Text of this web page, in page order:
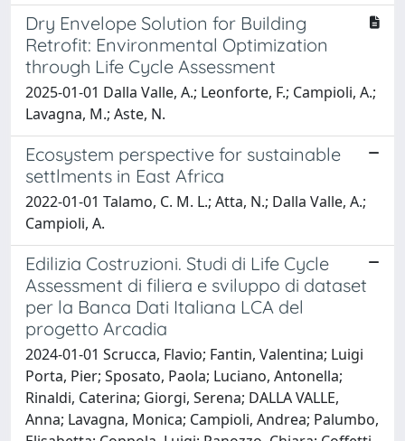
Dry Envelope Solution for Building
Retrofit: Environmental Optimization
through Life Cycle Assessment
2025-01-01 Dalla Valle, A.; Leonforte, F.; Campioli, A.;
Lavagna, M.; Aste, N.
Ecosystem perspective for sustainable
settlments in East Africa
2022-01-01 Talamo, C. M. L.; Atta, N.; Dalla Valle, A.;
Campioli, A.
Edilizia Costruzioni. Studi di Life Cycle
Assessment di filiera e sviluppo di dataset
per la Banca Dati Italiana LCA del
progetto Arcadia
2024-01-01 Scrucca, Flavio; Fantin, Valentina; Luigi
Porta, Pier; Sposato, Paola; Luciano, Antonella;
Rinaldi, Caterina; Giorgi, Serena; DALLA VALLE,
Anna; Lavagna, Monica; Campioli, Andrea; Palumbo,